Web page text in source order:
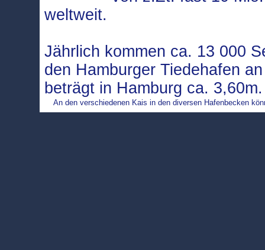
weltweit.
Jährlich kommen ca. 13 000
den Hamburger Tiedehafen
beträgt in Hamburg ca.
An den verschiedenen Kais in den diversen Hafenbecken